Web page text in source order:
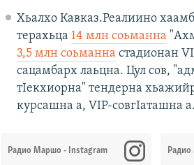
Хьалхо Кавказ.Реалиино
терахьца 14 млн соьманна
3,5 млн соьманна стадионан
сацамбарх лаьцна. Цул сов,
тIекхиорна" тендерна
курсашна а, VIP-совгIаташна а.
Радио Маршо - Instagram Радио